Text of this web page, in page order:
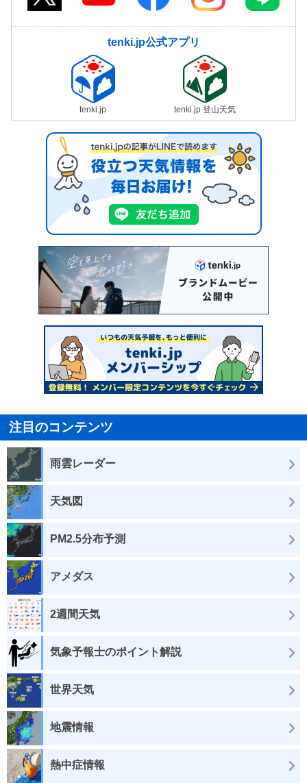
tenki.jp公式アプリ
tenki.jp tenki.jp 登山天気
注目のコンテンツ
雨雲レーダー
天気図
PM2.5分布予測
アメダス
2週間天気
気象予報士のポイント解説
世界天気
地震情報
熱中症情報